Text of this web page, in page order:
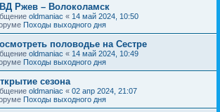
Ржев – Волоколамск
oldmaniac « 14 май 2024, 10:50
Походы выходного дня
половодье на Сестре
oldmaniac « 14 май 2024, 10:49
Походы выходного дня
сезона
oldmaniac « 02 апр 2024, 21:07
Походы выходного дня